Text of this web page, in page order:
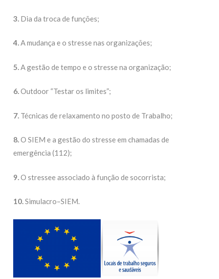
3.Dia da troca de funções;
4.A mudança e o stresse nas organizações;
5.A gestão de tempo e o stresse na organização;
6.Outdoor “Testar os limites”;
7.Técnicas de relaxamento no posto de Trabalho;
8.O SIEM e a gestão do stresse em chamadas de
emergência (112);
9.O stressee associado à função de socorrista;
10.Simulacro–SIEM.